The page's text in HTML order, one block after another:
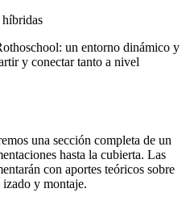
híbridas
un entorno dinámico y
y conectar tanto a nivel
una sección completa de un
hasta la cubierta. Las
con aportes teóricos sobre
y montaje.